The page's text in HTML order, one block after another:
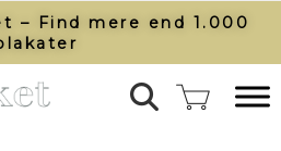
– Find mere end 1.000